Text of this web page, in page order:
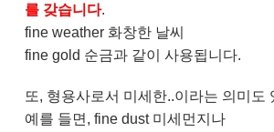
를 갖습니다.
fine weather 화창한 날씨
fine gold 순금과 같이 사용됩니다.
또, 형용사로서 미세한..이라는 의미도
예를 들면, fine dust 미세먼지나